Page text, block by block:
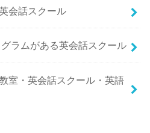
会話スクール
ラムがある英会話スクール
室・英会話スクール・英語